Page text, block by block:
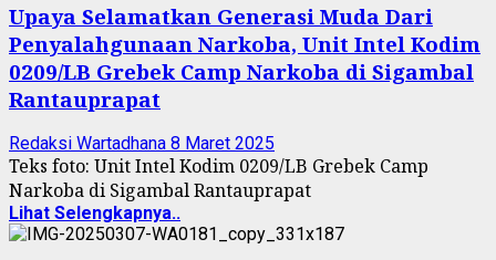
Upaya Selamatkan Generasi Muda Dari
Penyalahgunaan Narkoba, Unit Intel Kodim
0209/LB Grebek Camp Narkoba di Sigambal
Rantauprapat
Redaksi Wartadhana 8 Maret 2025
Teks foto: Unit Intel Kodim 0209/LB Grebek Camp
Narkoba di Sigambal Rantauprapat
Lihat Selengkapnya..